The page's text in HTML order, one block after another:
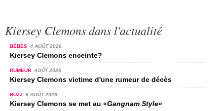
Kiersey Clemons dans l'actualité
BÉBÉS 4 AOÛT 2026
Kiersey Clemons enceinte?
RUMEUR AOÛT 2026
Kiersey Clemons victime d'une rumeur de décès
BUZZ 6 AOÛT 2026
Kiersey Clemons se met au «Gangnam Style»